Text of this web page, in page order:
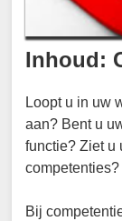
Inhoud:
Loopt u in uw
aan? Bent u
functie? Ziet u
competenties?
Bij